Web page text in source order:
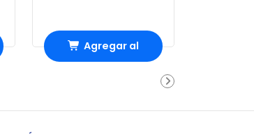
Agregar al